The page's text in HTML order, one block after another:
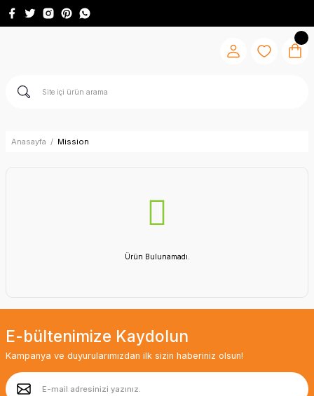
Anasayfa Mission
Ürün Bulunamadı.
E-bültenimize Kaydolun
Kampanya ve duyurularımızdan ilk sizin haberiniz olsun!